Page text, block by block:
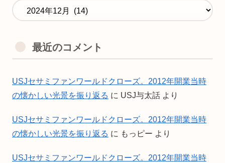
最近のコメント
USJセサミファンワールドクローズ。2012年開業当時
の懐かしい光景を振り返る に USJ与太話 より
USJセサミファンワールドクローズ。2012年開業当時
の懐かしい光景を振り返る に もっピー より
USJセサミファンワールドクローズ。2012年開業当時